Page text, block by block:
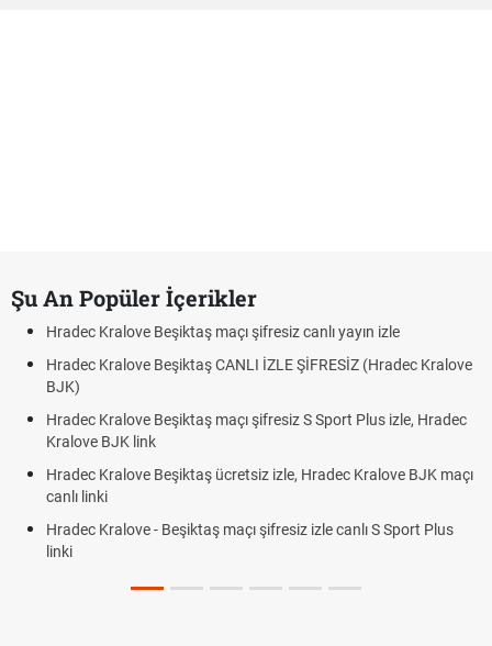
Şu An Popüler İçerikler
Hradec Kralove Beşiktaş maçı şifresiz canlı yayın izle
Hradec Kralove Beşiktaş CANLI İZLE ŞİFRESİZ (Hradec Kralove
BJK)
Hradec Kralove Beşiktaş maçı şifresiz S Sport Plus izle, Hradec
Kralove BJK link
Hradec Kralove Beşiktaş ücretsiz izle, Hradec Kralove BJK maçı
canlı linki
Hradec Kralove - Beşiktaş maçı şifresiz izle canlı S Sport Plus
linki